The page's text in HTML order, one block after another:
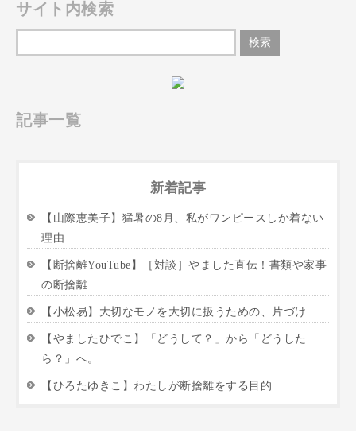
サイト内検索
記事一覧
新着記事
【山際恵美子】猛暑の8月、私がワンピースしか着ない
理由
【断捨離YouTube】［対談］やました直伝！書類や家事
の断捨離
【小松易】大切なモノを大切に扱うための、片づけ
【やましたひでこ】「どうして？」から「どうした
ら？」へ。
【ひろたゆきこ】わたしが断捨離をする目的